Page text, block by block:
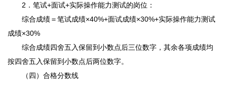
2．笔试+面试+实际操作能力测试的岗位：
综合成绩＝笔试成绩×40%+面试成绩×30%+实际操作能力测试
成绩×30%
综合成绩四舍五入保留到小数点后三位数字，其余各项成绩均
按四舍五入保留到小数点后两位数字。
（四）合格分数线